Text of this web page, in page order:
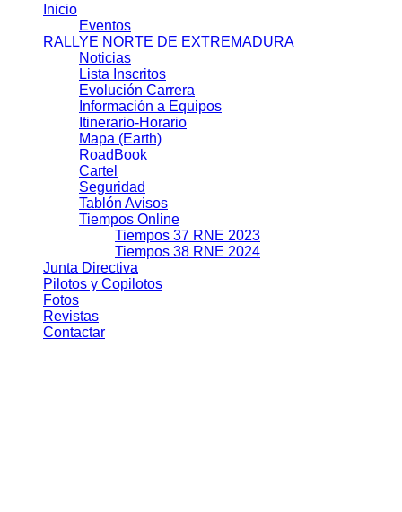
Inicio
Eventos
RALLYE NORTE DE EXTREMADURA
Noticias
Lista Inscritos
Evolución Carrera
Información a Equipos
Itinerario-Horario
Mapa (Earth)
RoadBook
Cartel
Seguridad
Tablón Avisos
Tiempos Online
Tiempos 37 RNE 2023
Tiempos 38 RNE 2024
Junta Directiva
Pilotos y Copilotos
Fotos
Revistas
Contactar